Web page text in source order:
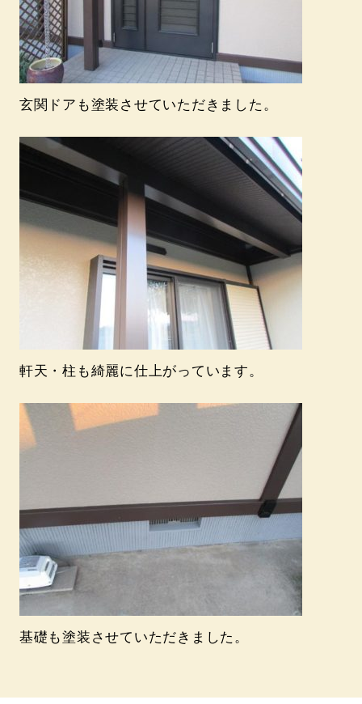
玄関ドアも塗装させていただきました。
軒天・柱も綺麗に仕上がっています。
基礎も塗装させていただきました。